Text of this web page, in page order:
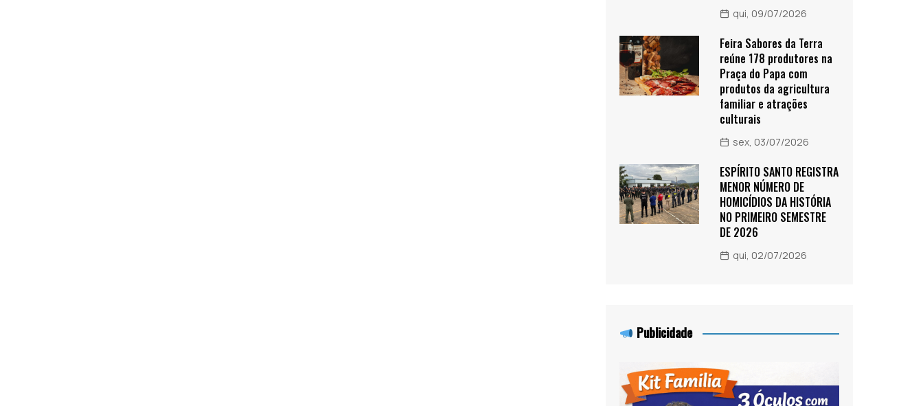
qui, 09/07/2026
Feira Sabores da Terra
reúne 178 produtores na
Praça do Papa com
produtos da agricultura
familiar e atrações
culturais
sex, 03/07/2026
ESPÍRITO SANTO REGISTRA
MENOR NÚMERO DE
HOMICÍDIOS DA HISTÓRIA
NO PRIMEIRO SEMESTRE
DE 2026
qui, 02/07/2026
Publicidade